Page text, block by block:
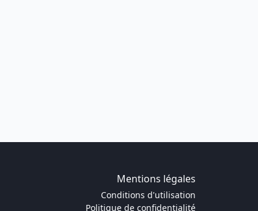
Mentions légales
Conditions d'utilisation
Politique de confidentialité